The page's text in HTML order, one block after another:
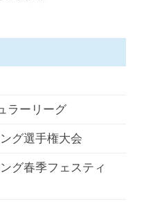
ラーリーグ
グ選手権大会
グ春季フェスティ